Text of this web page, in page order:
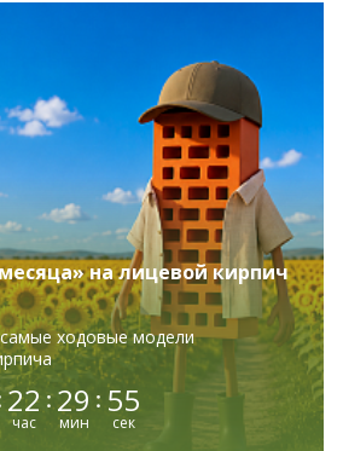
на лицевой кирпич
ходовые модели
22
час
: 29
мин
: 53
сек